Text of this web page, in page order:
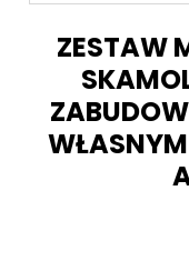
ZESTAW